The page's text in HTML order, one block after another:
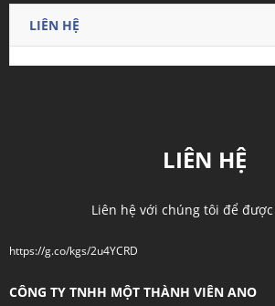
LIÊN HỆ
LIÊN HỆ
Liên hệ với chúng tôi để
https://g.co/kgs/2u4YCRD
CÔNG TY TNHH MỘT THÀNH VIÊN ANO